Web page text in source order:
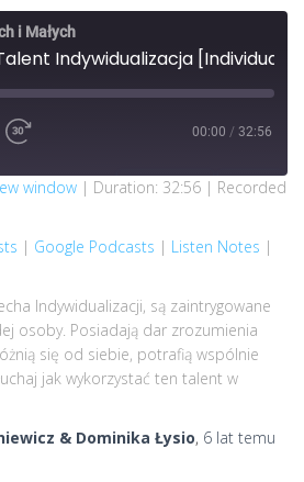
i Małych
SECONDS
00:00 / 32:56
SUBSCRIBE SHARE
RSS
window | Duration: 32:56 | Recorded
| Google Podcasts | Listen Notes |
Indywidualizacji, są zaintrygowane
osoby. Posiadają dar zrozumienia
się od siebie, potrafią wspólnie
jak wykorzystać ten talent w
& Dominika Łysio, 6 lat temu